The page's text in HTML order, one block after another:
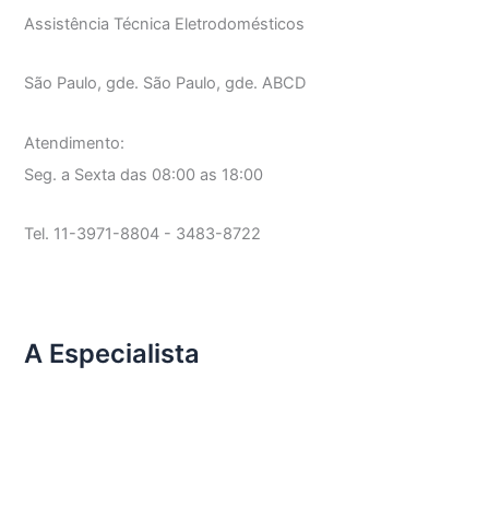
Assistência Técnica Eletrodomésticos
São Paulo, gde. São Paulo, gde. ABCD
Atendimento:
Seg. a Sexta das 08:00 as 18:00
Tel. 11-3971-8804 - 3483-8722
A Especialista